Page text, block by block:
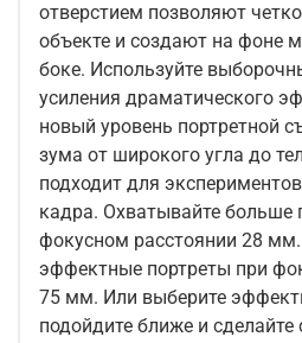
отверстием позволяют
объекте и создают на фоне
боке. Используйте
усиления драматического
новый уровень портретной съемки.
зума от широкого угла до
подходит для
кадра. Охватывайте больше
фокусном расстоянии 28
эффектные портреты при
75 мм. Или выберите
подойдите ближе и сделайте